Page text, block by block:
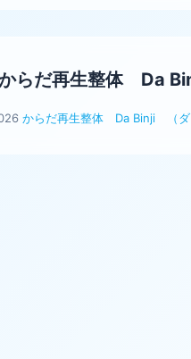
らだ再生整体 Da
からだ再生整体 Da Binji （ダ